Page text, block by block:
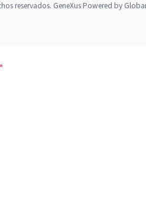
reservados. GeneXus Powered by